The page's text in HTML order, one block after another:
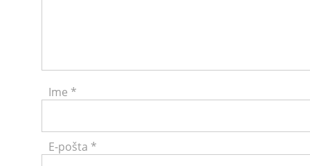
Ime *
E-pošta *